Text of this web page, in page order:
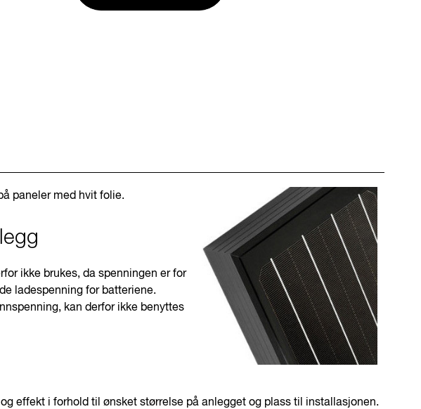
paneler med hvit folie.
ikke brukes, da spenningen er for
ladespenning for batteriene.
kan derfor ikke benyttes
effekt i forhold til ønsket størrelse på anlegget og plass til installasjonen.